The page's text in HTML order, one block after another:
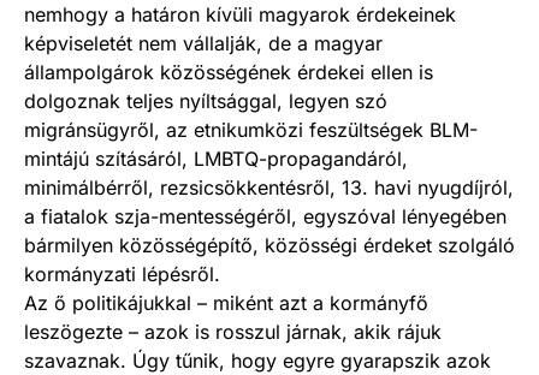
nemhogy a határon kívüli magyarok érdekeinek
képviseletét nem vállalják, de a magyar
állampolgárok közösségének érdekei ellen is
dolgoznak teljes nyíltsággal, legyen szó
migránsügyről, az etnikumközi feszültségek BLM-
mintájú szításáról, LMBTQ-propagandáról,
minimálbérről, rezsicsökkentésről, 13. havi nyugdíjról,
a fiatalok szja-mentességéről, egyszóval lényegében
bármilyen közösségépítő, közösségi érdeket szolgáló
kormányzati lépésről.
Az ő politikájukkal – miként azt a kormányfő
leszögezte – azok is rosszul járnak, akik rájuk
szavaznak. Úgy tűnik, hogy egyre gyarapszik azok